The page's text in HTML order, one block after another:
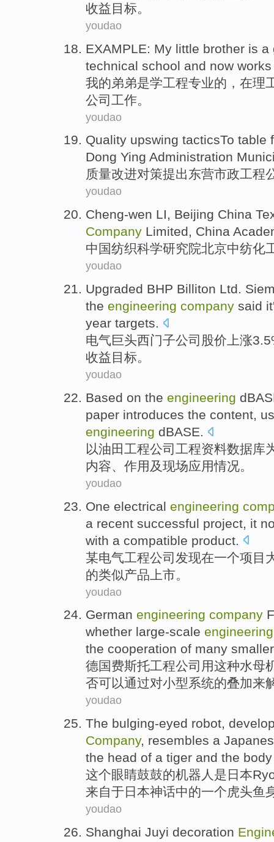
收益目标。
youdao
EXAMPLE: My little brother is a
technical school and now works
我的弟弟是学工程专业的， 在理
公司工作。
youdao
Quality upswing tacticsTo table
Dong Ying Administration
质量改进对策提出东营市政工程
youdao
Cheng-wen LI, Beijing China
Company Limited, China
中国纺织科学研究院北京中纺化
youdao
Upgraded BHP Billiton Ltd.
the engineering company said
year targets.
电气巨头西门子公司 股价 上涨
收益目标。
youdao
Based on the engineering
paper introduces the content,
engineering dBASE.
以油田 工程公司 工程资料数据库
内容、 作用 及现场应用情况。
youdao
One electrical engineering
a recent successful project it
with a compatible product
某电气工程公司 发现在一个项目
的类似产品 上市。
youdao
German engineering company
whether large-scale engineering
the cooperation of many smaller
德国费斯托工程公司 用这种水母
否可以通过对小型系统的叠加来
youdao
The bulging-eyed robot,
Company, resembles a
the head of a tiger and the
这个眼睛鼓鼓的机器人 是 日本
来自于日本神话中的一个虎头鱼
youdao
Shanghai Juyi decoration